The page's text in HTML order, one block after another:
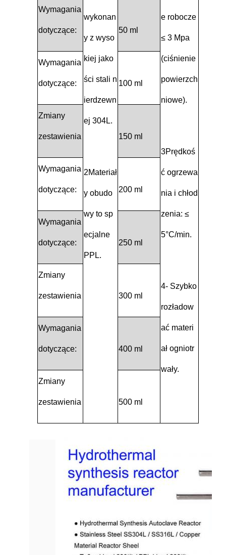
wykonan
y z wyso
kiej jako
ści stali n
ierdzewn
ej 304L.
2Materiał
y obudo
wy to sp
ecjalne
PPL.
e robocze
≤ 3 Mpa
(ciśnienie
powierzch
niowe).
3Prędkoś
ć ogrzewa
nia i chłod
zenia: ≤
5°C/min.
4- Szybko
rozładow
ać materi
ał ogniotr
wały.
Wymagania
dotyczące: 50 ml
Wymagania
dotyczące: 100 ml
Zmiany
zestawienia 150 ml
Wymagania
dotyczące: 200 ml
Wymagania
dotyczące: 250 ml
Zmiany
zestawienia 300 ml
Wymagania
dotyczące: 400 ml
Zmiany
zestawienia 500 ml